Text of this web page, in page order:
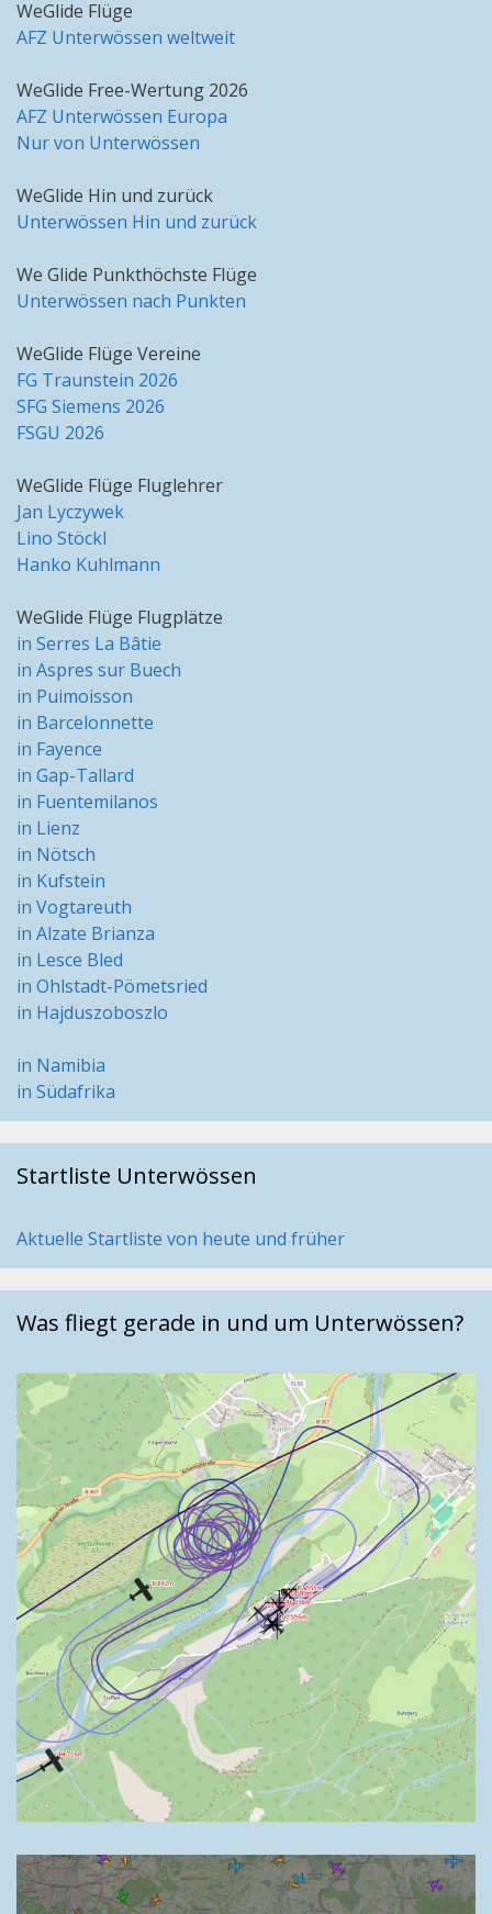
WeGlide Flüge
AFZ Unterwössen weltweit
WeGlide Free-Wertung 2026
AFZ Unterwössen Europa
Nur von Unterwössen
WeGlide Hin und zurück
Unterwössen Hin und zurück
We Glide Punkthöchste Flüge
Unterwössen nach Punkten
WeGlide Flüge Vereine
FG Traunstein 2026
SFG Siemens 2026
FSGU 2026
WeGlide Flüge Fluglehrer
Jan Lyczywek
Lino Stöckl
Hanko Kuhlmann
WeGlide Flüge Flugplätze
in Serres La Bâtie
in Aspres sur Buech
in Puimoisson
in Barcelonnette
in Fayence
in Gap-Tallard
in Fuentemilanos
in Lienz
in Nötsch
in Kufstein
in Vogtareuth
in Alzate Brianza
in Lesce Bled
in Ohlstadt-Pömetsried
in Hajduszoboszlo
in Namibia
in Südafrika
Startliste Unterwössen
Aktuelle Startliste von heute und früher
Was fliegt gerade in und um Unterwössen?